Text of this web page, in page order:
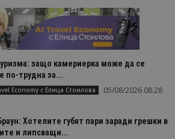
защо камериерка може да се
по-трудна за...
Economy с Елица Стоилова 05/08/2026 08:28
Хотелите губят пари заради грешки в
и липсващи...